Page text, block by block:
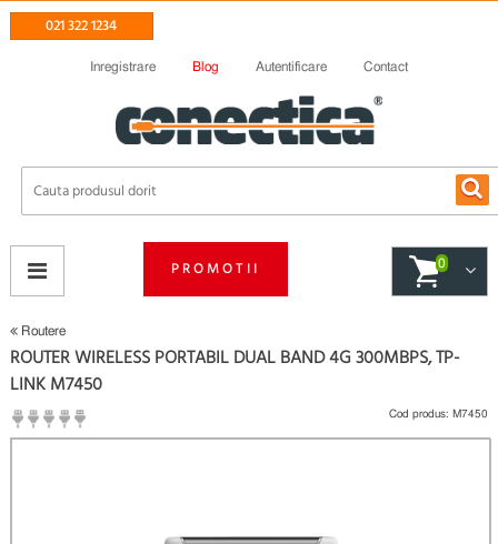
021 322 1234
Inregistrare Blog Autentificare Contact
PROMOTII 0
Routere
ROUTER WIRELESS PORTABIL DUAL BAND 4G 300MBPS, TP-
LINK M7450
(
Cod produs: M7450